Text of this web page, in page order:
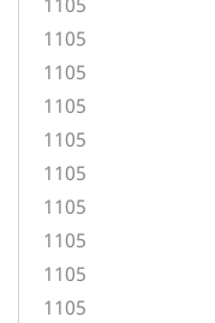
1105
1105
1105
1105
1105
1105
1105
1105
1105